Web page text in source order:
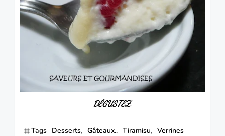
DÉGUSTEZ.
Tags Desserts Gâteaux. Tiramisu Verrines